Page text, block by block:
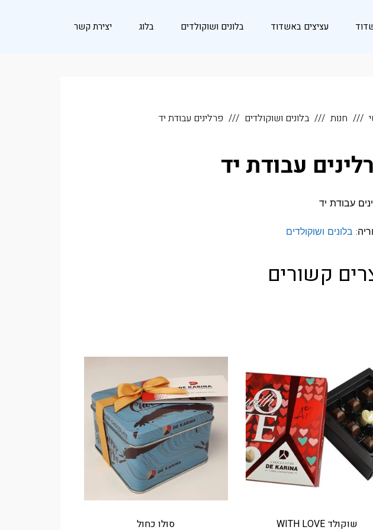
עציצים באשדוד בלונים ושוקולדים בלוג יצירת קשר
חנות בלונים ושוקולדים פרלינים עבודת יד
עבודת יד
עבודת יד
בלונים ושוקולדים
קשורים
שוקולד WITH LOVE סולו כחול